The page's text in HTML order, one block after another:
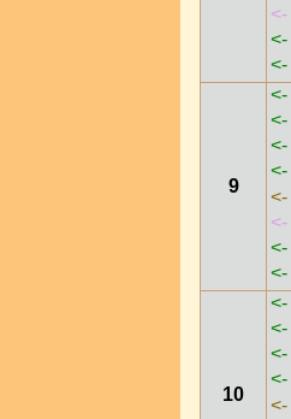
<-
<-
<-
9
<-
<-
<-
<-
<-
<-
<-
<-
10
<-
<-
<-
<-
<-